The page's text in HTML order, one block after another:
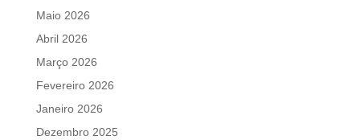
Maio 2026
Abril 2026
Março 2026
Fevereiro 2026
Janeiro 2026
Dezembro 2025